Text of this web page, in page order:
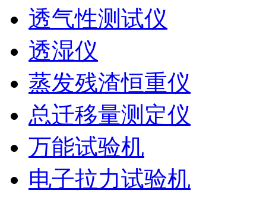
透气性测试仪
透湿仪
蒸发残渣恒重仪
总迁移量测定仪
万能试验机
电子拉力试验机